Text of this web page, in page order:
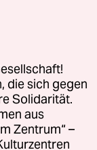
für Genehmigungen
Richtlinien
die sich gegen
Solidarität.
aus
Zentrum“ –